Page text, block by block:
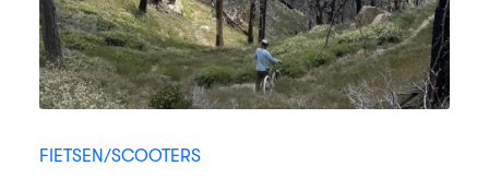
FIETSEN/SCOOTERS